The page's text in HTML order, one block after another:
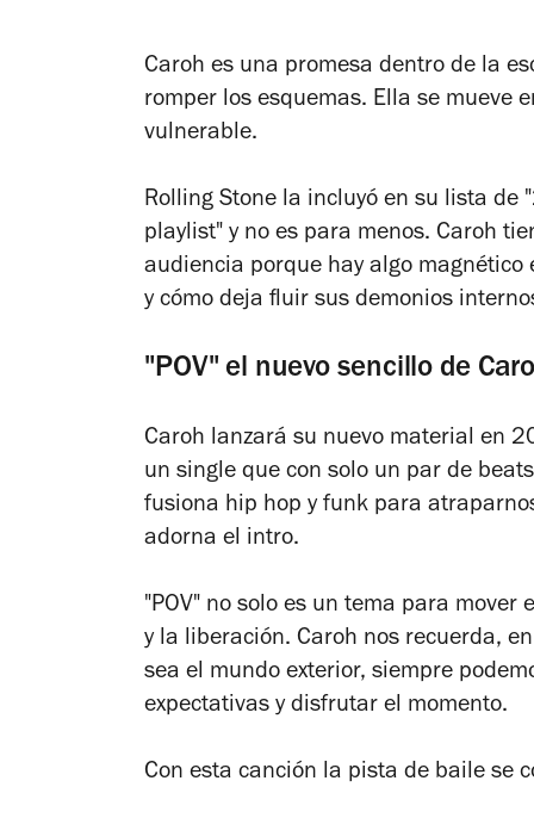
Caroh es una promesa dentro de la
romper los esquemas. Ella se mueve
vulnerable.
Rolling Stone la incluyó en su lista
playlist" y no es para menos. Caroh
audiencia porque hay algo
y cómo deja fluir sus demonios
"POV" el nuevo sencillo de
Caroh lanzará su nuevo material en
un single que con solo un par de
fusiona hip hop y funk para
adorna el intro.
"POV" no solo es un tema para
y la liberación. Caroh nos recuerda,
sea el mundo exterior, siempre
expectativas y disfrutar el momento.
Con esta canción la pista de baile se